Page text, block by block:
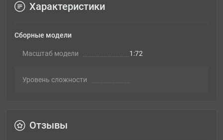
Характеристики
Сборные модели
Масштаб модели 1:72
Уровень сложности
Отзывы